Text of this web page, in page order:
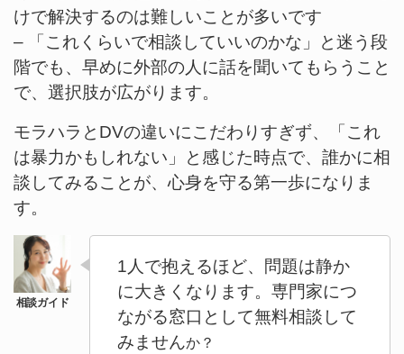
けで解決するのは難しいことが多いです
– 「これくらいで相談していいのかな」と迷う段
階でも、早めに外部の人に話を聞いてもらうこと
で、選択肢が広がります。
モラハラとDVの違いにこだわりすぎず、「これ
は暴力かもしれない」と感じた時点で、誰かに相
談してみることが、心身を守る第一歩になりま
す。
1人で抱えるほど、問題は静か
に大きくなります。専門家につ
ながる窓口として無料相談して
みませんか？